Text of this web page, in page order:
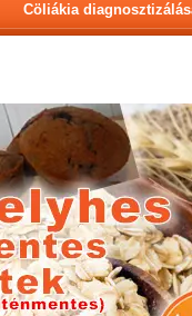
Cöliákia